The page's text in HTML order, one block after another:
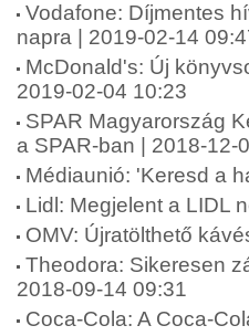
Vodafone: Díjmentes
napra | 2019-02-14
McDonald's: Új
2019-02-04 10:23
SPAR Magyarország
a SPAR-ban | 2018-12-
Médiaunió: 'Keresd a
Lidl: Megjelent a LIDL
OMV: Újratölthető
Theodora: Sikeresen
2018-09-14 09:31
Coca-Cola: A Coca-